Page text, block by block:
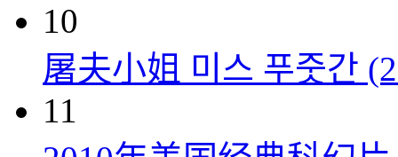
10
屠夫小姐 미스 푸줏간
11